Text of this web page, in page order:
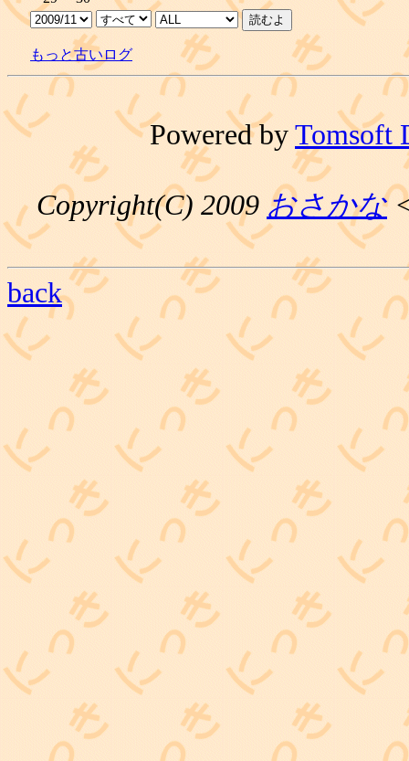
もっと古いログ
Powered byTomsoft
Copyright(C) 2009 おさかな
back